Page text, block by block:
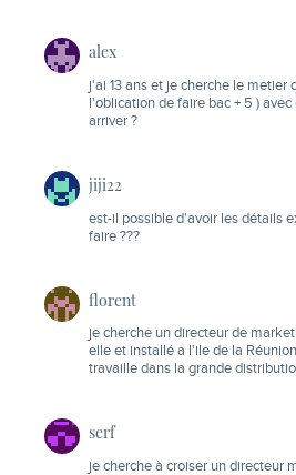
alex
j'ai 13 ans et je cherche le metier
l'oblication de faire bac + 5 )
arriver ?
jiji22
est-il possible d'avoir les détails
faire ???
florent
je cherche un directeur de
elle et installé a l'ile de la
travaille dans la grande
serf
je cherche à croiser un directeur